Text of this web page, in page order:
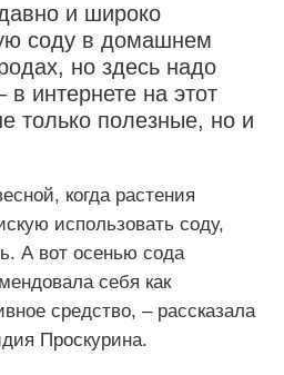
и широко
соду в домашнем
но здесь надо
интернете на этот
только полезные, но и
когда растения
использовать соду,
А вот осенью сода
себя как
средство, – рассказала
Проскурина.